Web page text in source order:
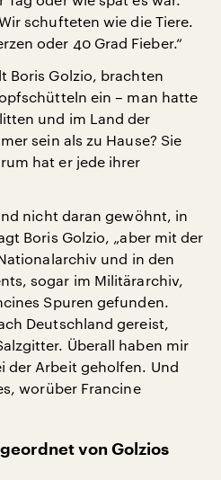
schufteten wie die Tiere.
oder 40 Grad Fieber.“
Boris Golzio, brachten
ein – man hatte
und im Land der
sein als zu Hause? Sie
hat er jede ihrer
nicht daran gewöhnt, in
Boris Golzio, „aber mit der
und in den
sogar im Militärarchiv,
Spuren gefunden.
Deutschland gereist,
Überall haben mir
der Arbeit geholfen. Und
worüber Francine
von Golzios